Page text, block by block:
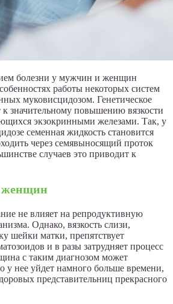
болезни у мужчин и женщин
работы некоторых систем
муковисцидозом. Генетическое
к значительному повышению вязкости
экзокринными железами. Так, у
семенная жидкость становится
через семявыносящий проток
случаев это приводит к
женщин
не влияет на репродуктивную
Однако, вязкость слизи,
шейки матки, препятствует
и в разы затрудняет процесс
с таким диагнозом может
у нее уйдет намного больше времени,
представительниц прекрасного